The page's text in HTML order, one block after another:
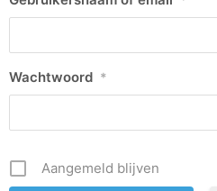
Wachtwoord *
Aangemeld blijven